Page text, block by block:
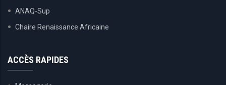
ANAQ-Sup
Chaire Renaissance Africaine
ACCÈS RAPIDES